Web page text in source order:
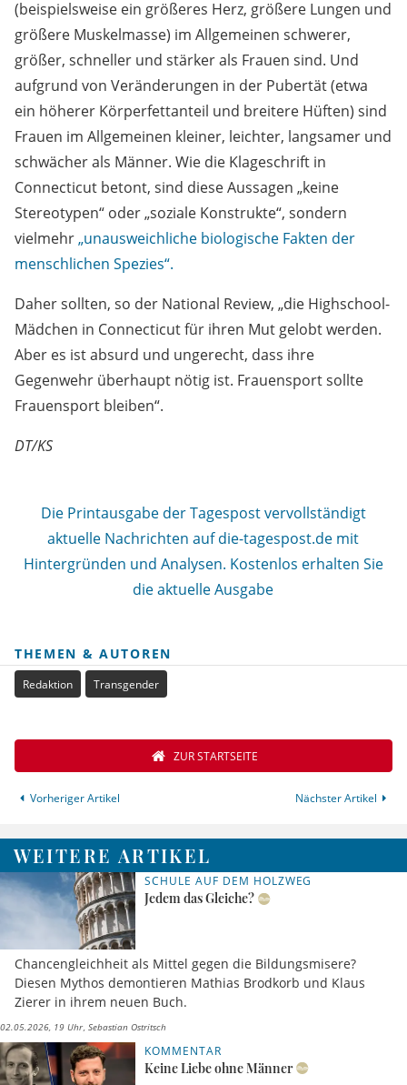
(beispielsweise ein größeres Herz, größere Lungen und
größere Muskelmasse) im Allgemeinen schwerer,
größer, schneller und stärker als Frauen sind. Und
aufgrund von Veränderungen in der Pubertät (etwa
ein höherer Körperfettanteil und breitere Hüften) sind
Frauen im Allgemeinen kleiner, leichter, langsamer und
schwächer als Männer. Wie die Klageschrift in
Connecticut betont, sind diese Aussagen „keine
Stereotypen“ oder „soziale Konstrukte“, sondern
vielmehr„unausweichliche biologische Fakten der
menschlichen Spezies“.
Daher sollten, so der National Review, „die Highschool-
Mädchen in Connecticut für ihren Mut gelobt werden.
Aber es ist absurd und ungerecht, dass ihre
Gegenwehr überhaupt nötig ist. Frauensport sollte
Frauensport bleiben“.
DT/KS
Die Printausgabe der Tagespost vervollständigt
aktuelle Nachrichten auf die-tagespost.de mit
Hintergründen und Analysen. Kostenlos erhalten Sie
die aktuelle Ausgabe
THEMEN & AUTOREN
Redaktion Transgender
Vorheriger Artikel
ZUR STARTSEITE
Nächster Artikel
WEITERE ARTIKEL
SCHULE AUF DEM HOLZWEG
Jedem das Gleiche?
Chancengleichheit als Mittel gegen die Bildungsmisere?
Diesen Mythos demontieren Mathias Brodkorb und Klaus
Zierer in ihrem neuen Buch.
02.05.2026, 19 Uhr Sebastian Ostritsch
KOMMENTAR
Keine Liebe ohne Männer